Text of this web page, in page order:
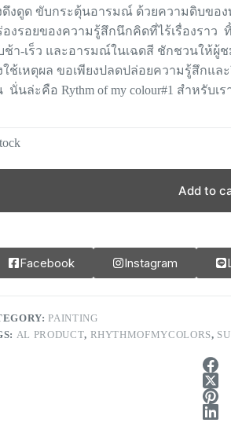
ดึงดูด ขับกระตุ้นอารมณ์ ด้วยความดิบขอ
องรอยของความรู้สึกนึกคิดที่ไร้เรื่องราว
ช้า-เร็ว และอารมณ์ในเฉดสี ชักชวนให้ผู้
ใช้เหตุผล ขอเพียงปลดปล่อยความรู้สึกแ
นั่นล่ะคือ Rythm of my colour#1 สำหรับเร
Add to
Facebook Instagram
PAINTING
AL PRODUCT, RHYTHMOFMYCOLORS,